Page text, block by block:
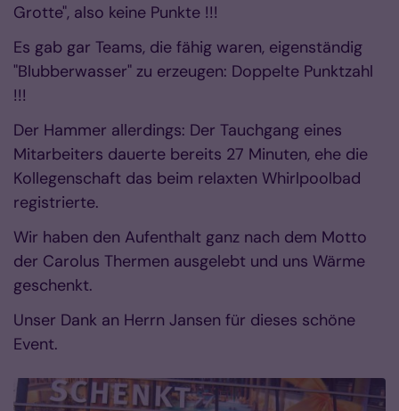
Grotte", also keine Punkte !!!
Es gab gar Teams, die fähig waren, eigenständig
"Blubberwasser" zu erzeugen: Doppelte Punktzahl
!!!
Der Hammer allerdings: Der Tauchgang eines
Mitarbeiters dauerte bereits 27 Minuten, ehe die
Kollegenschaft das beim relaxten Whirlpoolbad
registrierte.
Wir haben den Aufenthalt ganz nach dem Motto
der Carolus Thermen ausgelebt und uns Wärme
geschenkt.
Unser Dank an Herrn Jansen für dieses schöne
Event.